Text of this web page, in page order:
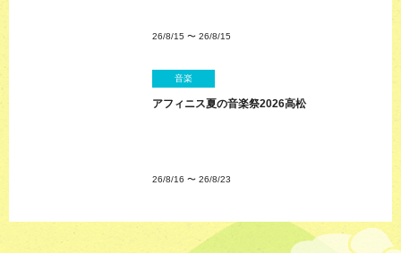
26/8/15 〜 26/8/15
音楽
アフィニス夏の音楽祭2026高松
26/8/16 〜 26/8/23